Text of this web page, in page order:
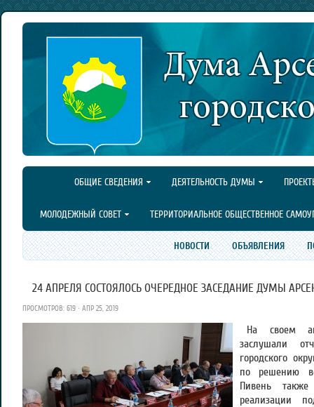
ОБЩИЕ СВЕДЕНИЯ ДЕЯТЕЛЬНОСТЬ ДУМЫ
МОЛОДЕЖНЫЙ СОВЕТ ТЕРРИТОРИАЛЬНОЕ ОБЩЕСТВЕННОЕ
НОВОСТИ ОБЪЯВЛЕНИЯ
24 АПРЕЛЯ СОСТОЯЛОСЬ ОЧЕРЕДНОЕ ЗАСЕДАНИЕ ДУМЫ
ПРОСМОТРОВ: 619 · АПР 25, 2019
На своем
заслушали
городского
по решению
Пивень также
реализации